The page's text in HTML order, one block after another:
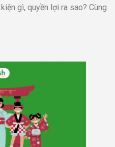
gì, quyền lợi ra sao? Cùng